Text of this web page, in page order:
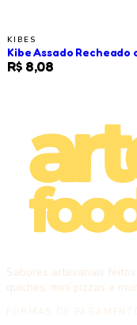
KIBES
Kibe Assado Recheado
R$ 8,08
Sabores artesanais
quiches, mini pizzas e